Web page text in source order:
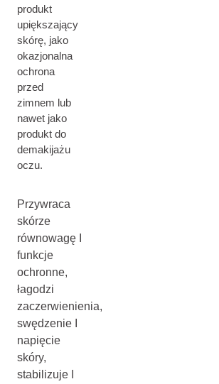
produkt
upiększający
skórę, jako
okazjonalna
ochrona
przed
zimnem lub
nawet jako
produkt do
demakijażu
oczu.
Przywraca
skórze
równowagę I
funkcje
ochronne,
łagodzi
zaczerwienienia,
swędzenie I
napięcie
skóry,
stabilizuje I